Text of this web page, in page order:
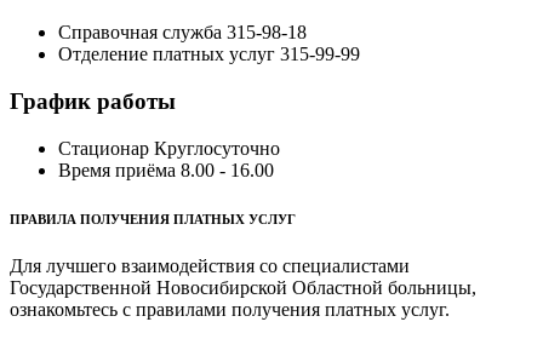
Справочная служба 315-98-18
Отделение платных услуг 315-99-99
График работы
Стационар Круглосуточно
Время приёма 8.00 - 16.00
ПРАВИЛА ПОЛУЧЕНИЯ ПЛАТНЫХ УСЛУГ
Для лучшего взаимодействия со специалистами
Государственной Новосибирской Областной больницы,
ознакомьтесь с правилами получения платных услуг.